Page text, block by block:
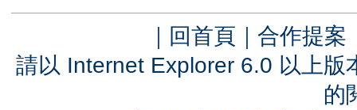
｜ 回首頁 ｜ 合作提案
請以 Internet Explorer 6.0 以上
的